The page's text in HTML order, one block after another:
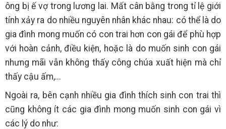
ông bị ế vợ trong lương lai. Mất cân bằng trong tỉ lệ giới
tính xảy ra do nhiều nguyên nhân khác nhau: có thể là do
gia đình mong muốn có con trai hơn con gái để phù hợp
với hoàn cảnh, điều kiện, hoặc là do muốn sinh con gái
nhưng mãi vẫn không thấy công chúa xuất hiện mà chỉ
thấy cậu ấm,...
Ngoài ra, bên cạnh nhiều gia đình thích sinh con trai thì
cũng không ít các gia đình mong muốn sinh con gái vì
các lý do như: